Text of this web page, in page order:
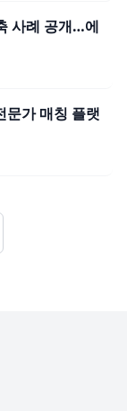
사례 공개…에
문가 매칭 플랫